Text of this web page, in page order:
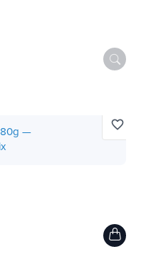
favorite_border